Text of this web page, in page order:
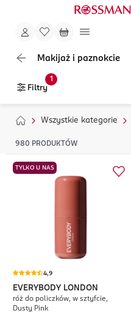
Makijaż i paznokcie
Filtry
1
Wszystkie kategorie
980 PRODUKTÓW
TYLKO U NAS
4,9
EVERYBODY LONDON
róż do policzków, w sztyfcie,
Dusty Pink